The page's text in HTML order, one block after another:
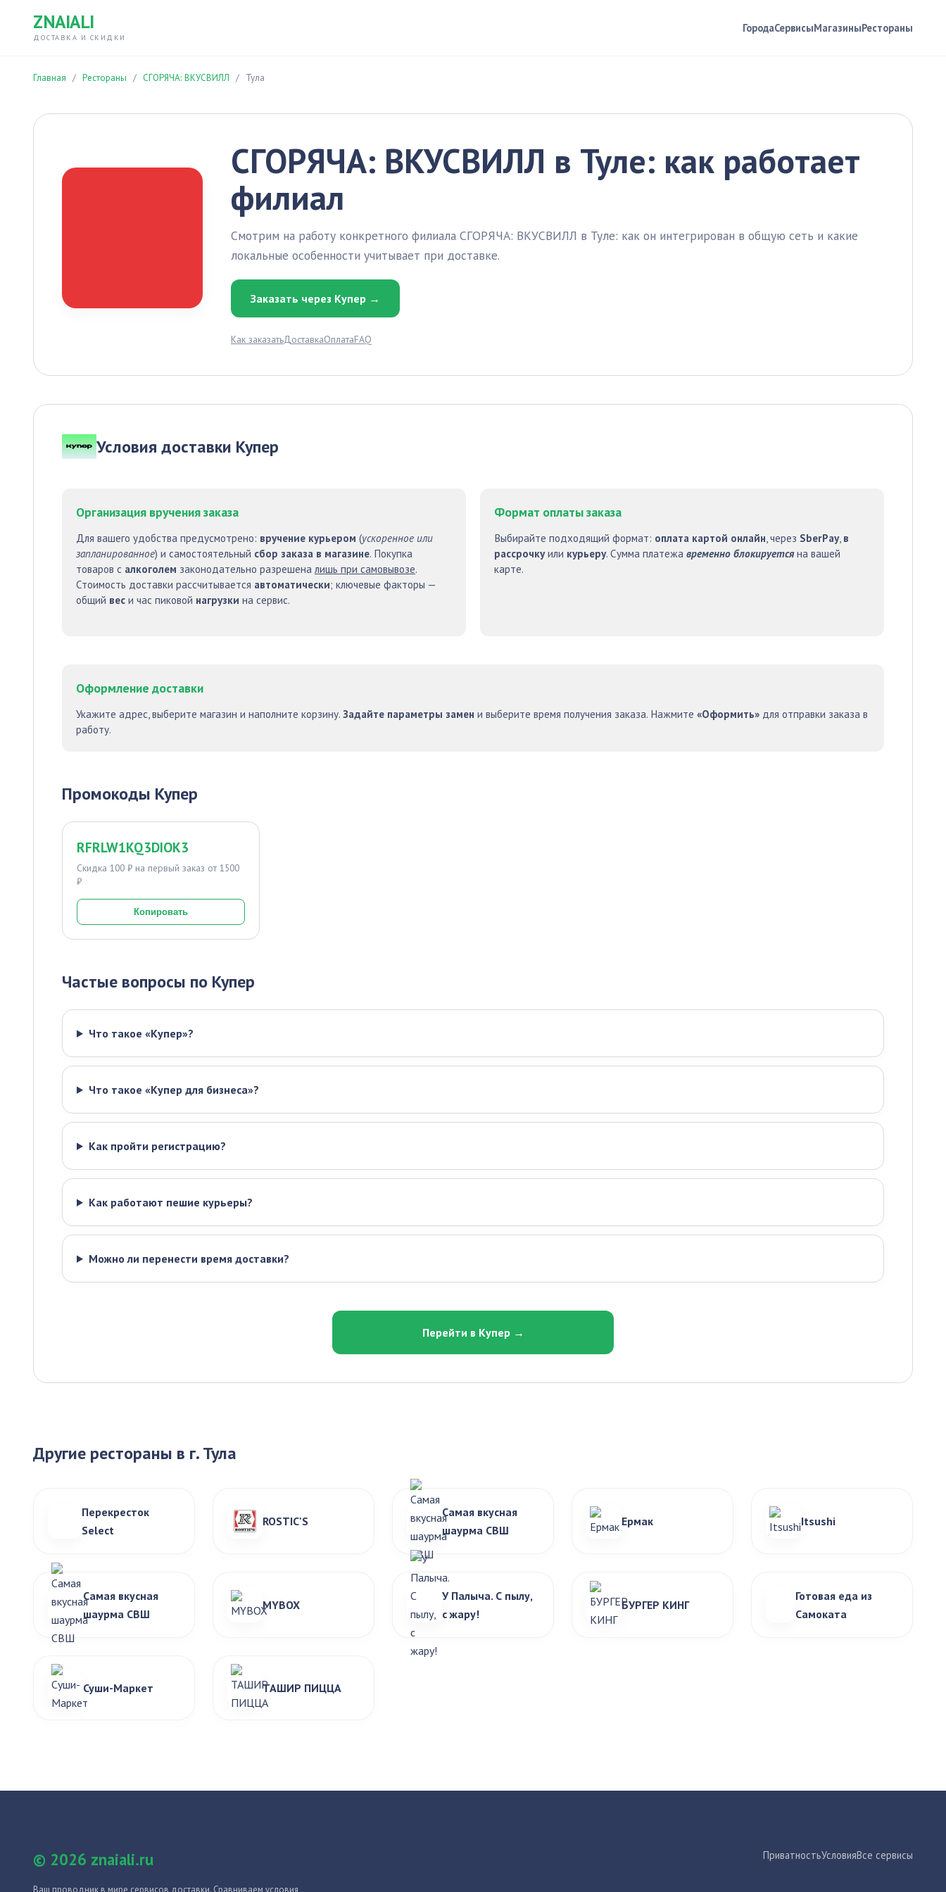
ZNAIALI
ДОСТАВКА И СКИДКИ
ГородаСервисыМагазиныРестораны
Главная / Рестораны / СГОРЯЧА: ВКУСВИЛЛ / Тула
СГОРЯЧА: ВКУСВИЛЛ в Туле: как работает
филиал
Смотрим на работу конкретного филиала СГОРЯЧА: ВКУСВИЛЛ в Туле: как он интегрирован в общую сеть и какие
локальные особенности учитывает при доставке.
Заказать через Купер →
Как заказатьДоставкаОплатаFAQ
Условия доставки Купер
Организация вручения заказа
Для вашего удобства предусмотрено: вручение курьером (ускоренное или
запланированное) и самостоятельный сбор заказа в магазине. Покупка
товаров с алкоголем законодательно разрешена лишь при самовывозе.
Стоимость доставки рассчитывается автоматически; ключевые факторы —
общий вес и час пиковой нагрузки на сервис.
Формат оплаты заказа
Выбирайте подходящий формат: оплата картой онлайн, через SberPay, в
рассрочкуили курьеру. Сумма платежа временно блокируетсяна вашей
карте.
Оформление доставки
Укажите адрес, выберите магазин и наполните корзину. Задайте параметры замен и выберите время получения заказа. Нажмите «Оформить» для отправки заказа в
работу.
Промокоды Купер
RFRLW1KQ3DIOK3
Скидка 100 ₽ на первый заказ от 1500
₽
Копировать
Частые вопросы по Купер
Что такое «Купер»?
Что такое «Купер для бизнеса»?
Как пройти регистрацию?
Как работают пешие курьеры?
Можно ли перенести время доставки?
Перейти в Купер →
Другие рестораны в г. Тула
Перекресток
Select
ROSTIC'S
Самая вкусная
шаурма СВШ
Ермак Itsushi
Самая вкусная
шаурма СВШ
MYBOX
У Палыча. С пылу,
с жару!
БУРГЕР КИНГ
Готовая еда из
Самоката
Суши-Маркет ТАШИР ПИЦЦА
© 2026 znaiali.ru
Ваш проводник в мире сервисов доставки. Сравниваем условия,
ПриватностьУсловияВсе сервисы